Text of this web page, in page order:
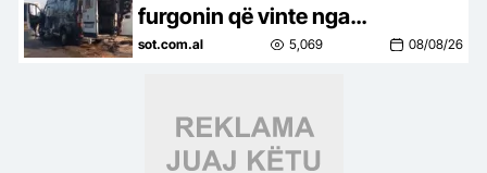
furgonin që vinte nga
Maqedonia e Veriut, shkak
sot.com.al 5,069 08/08/26